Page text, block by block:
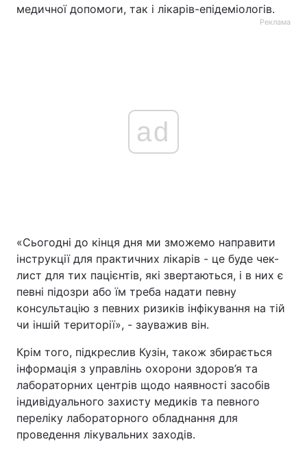
медичної допомоги, так і лікарів-епідеміологів.
Реклама
ad
«Сьогодні до кінця дня ми зможемо направити
інструкції для практичних лікарів - це буде чек-
лист для тих пацієнтів, які звертаються, і в них є
певні підозри або їм треба надати певну
консультацію з певних ризиків інфікування на тій
чи іншій території», - зауважив він.
Крім того, підкреслив Кузін, також збирається
інформація з управлінь охорони здоров’я та
лабораторних центрів щодо наявності засобів
індивідуального захисту медиків та певного
переліку лабораторного обладнання для
проведення лікувальних заходів.